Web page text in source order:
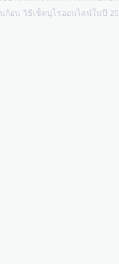
ก้อน วิธีเช็คบูโรออนไลน์ในปี